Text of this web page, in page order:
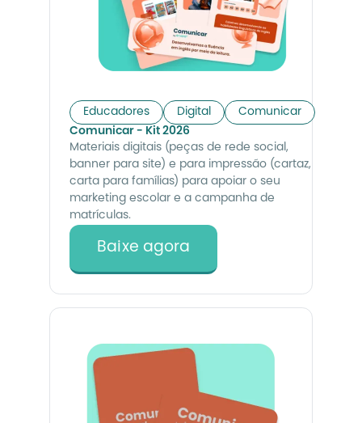
Comunicar - Kit 2026
Materiais digitais (peças de rede social,
banner para site) e para impressão (cartaz,
carta para famílias) para apoiar o seu
marketing escolar e a campanha de
matrículas.
Baixe agora
Educadores Digital Comunicar